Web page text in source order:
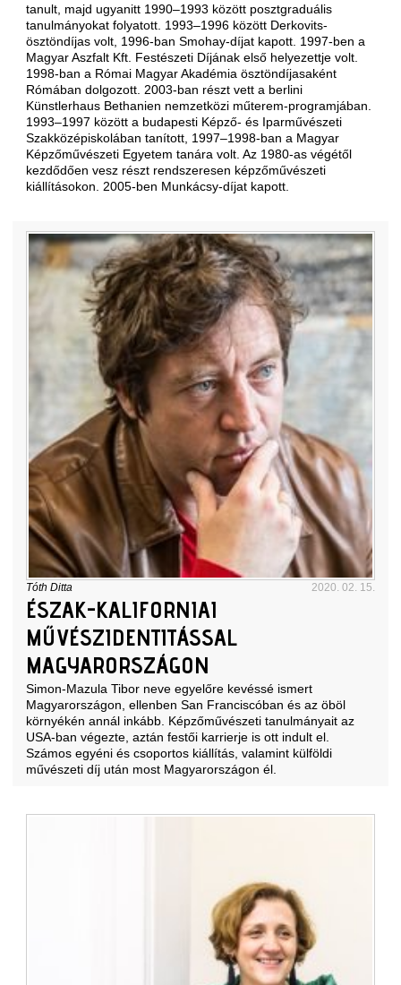
tanult, majd ugyanitt 1990–1993 között posztgraduális
tanulmányokat folyatott. 1993–1996 között Derkovits-
ösztöndíjas volt, 1996-ban Smohay-díjat kapott. 1997-ben a
Magyar Aszfalt Kft. Festészeti Díjának első helyezettje volt.
1998-ban a Római Magyar Akadémia ösztöndíjasaként
Rómában dolgozott. 2003-ban részt vett a berlini
Künstlerhaus Bethanien nemzetközi műterem-programjában.
1993–1997 között a budapesti Képző- és Iparművészeti
Szakközépiskolában tanított, 1997–1998-ban a Magyar
Képzőművészeti Egyetem tanára volt. Az 1980-as végétől
kezdődően vesz részt rendszeresen képzőművészeti
kiállításokon. 2005-ben Munkácsy-díjat kapott.
Tóth Ditta 2020. 02. 15.
ÉSZAK-KALIFORNIAI
MŰVÉSZIDENTITÁSSAL
MAGYARORSZÁGON
Simon-Mazula Tibor neve egyelőre kevéssé ismert
Magyarországon, ellenben San Franciscóban és az öböl
környékén annál inkább. Képzőművészeti tanulmányait az
USA-ban végezte, aztán festői karrierje is ott indult el.
Számos egyéni és csoportos kiállítás, valamint külföldi
művészeti díj után most Magyarországon él.